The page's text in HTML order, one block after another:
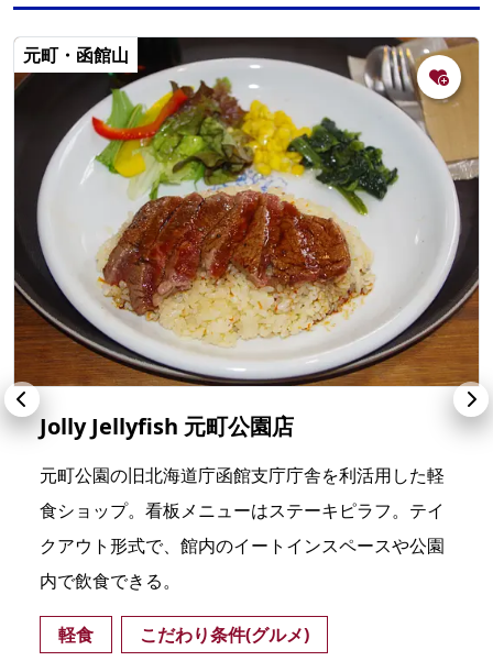
元町・函館山
Jolly Jellyfish 元町公園店
元町公園の旧北海道庁函館支庁庁舎を利活用した軽
食ショップ。看板メニューはステーキピラフ。テイ
クアウト形式で、館内のイートインスペースや公園
内で飲食できる。
軽食 こだわり条件(グルメ)